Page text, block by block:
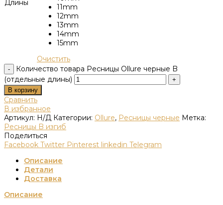
Длины
11mm
12mm
13mm
14mm
15mm
Очистить
Количество товара Ресницы Ollure черные B
(отдельные длины)
В корзину
Сравнить
В избранное
Артикул: Н/Д Категории: Ollure, Ресницы черные Метка:
Ресницы B изгиб
Поделиться
Facebook Twitter Pinterest linkedin Telegram
Описание
Детали
Доставка
Описание